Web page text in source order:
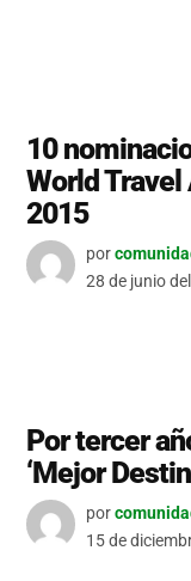
10
World
2015
por
28 de junio
Por tercer
‘Mejor
por
15 de